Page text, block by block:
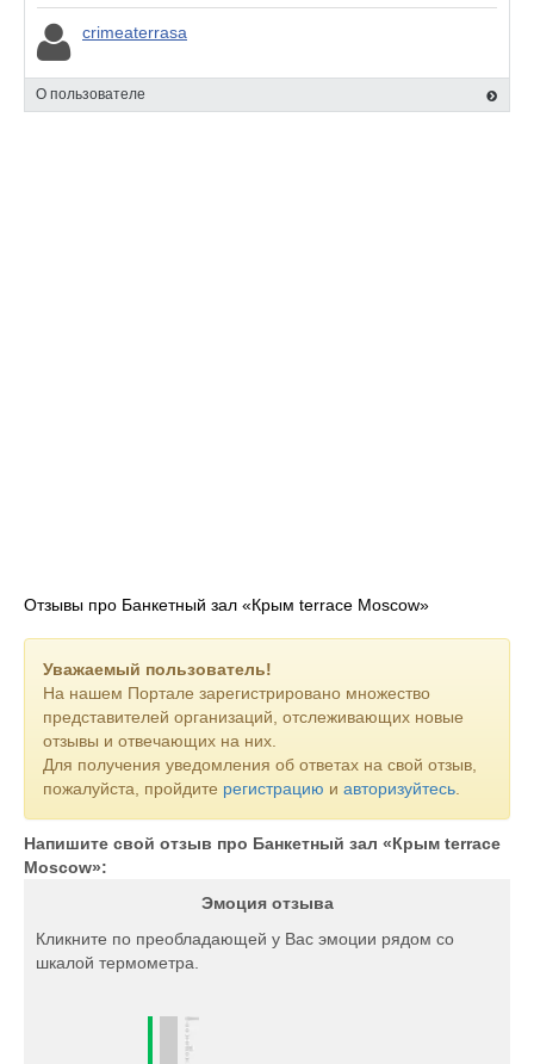
crimeaterrasa
О пользователе
Отзывы про Банкетный зал «Крым terrace Moscow»
Уважаемый пользователь!
На нашем Портале зарегистрировано множество
представителей организаций, отслеживающих новые
отзывы и отвечающих на них.
Для получения уведомления об ответах на свой отзыв,
пожалуйста, пройдите регистрацию и авторизуйтесь
Напишите свой отзыв про Банкетный зал «Крым terrace
Moscow»:
Эмоция отзыва
Кликните по преобладающей у Вас эмоции рядом со
шкалой термометра.